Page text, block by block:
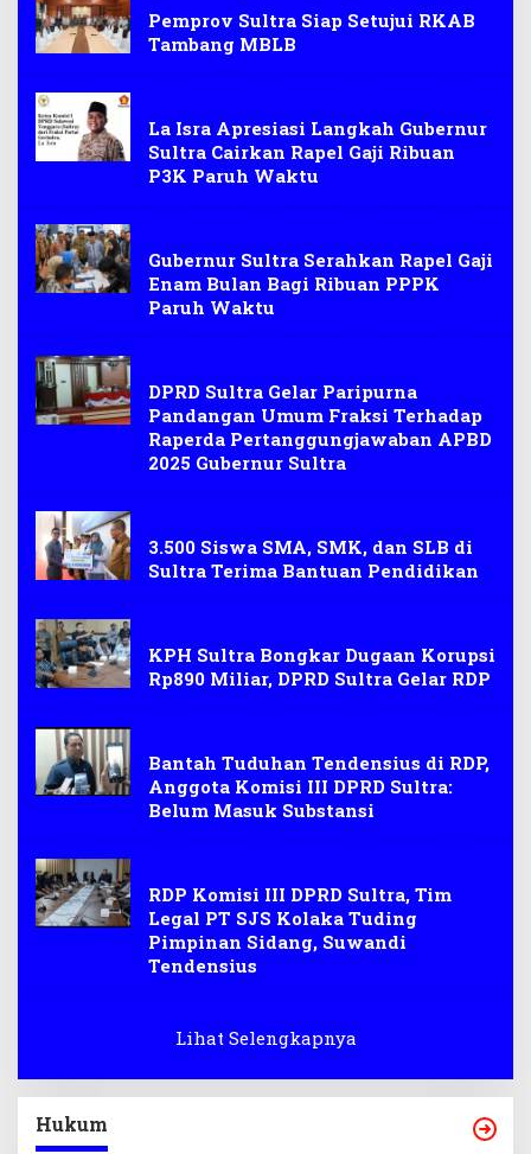
Pemprov Sultra Siap Setujui RKAB
Tambang MBLB
La Isra Apresiasi Langkah Gubernur
Sultra Cairkan Rapel Gaji Ribuan
P3K Paruh Waktu
Gubernur Sultra Serahkan Rapel Gaji
Enam Bulan Bagi Ribuan PPPK
Paruh Waktu
DPRD Sultra Gelar Paripurna
Pandangan Umum Fraksi Terhadap
Raperda Pertanggungjawaban APBD
2025 Gubernur Sultra
3.500 Siswa SMA, SMK, dan SLB di
Sultra Terima Bantuan Pendidikan
KPH Sultra Bongkar Dugaan Korupsi
Rp890 Miliar, DPRD Sultra Gelar RDP
Bantah Tuduhan Tendensius di RDP,
Anggota Komisi III DPRD Sultra:
Belum Masuk Substansi
RDP Komisi III DPRD Sultra, Tim
Legal PT SJS Kolaka Tuding
Pimpinan Sidang, Suwandi
Tendensius
Lihat Selengkapnya
Hukum